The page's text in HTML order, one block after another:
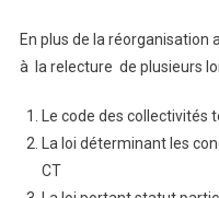
En plus de la réorganisation
à la relecture de plusieurs
Le code des collectivités
La loi déterminant les
CT